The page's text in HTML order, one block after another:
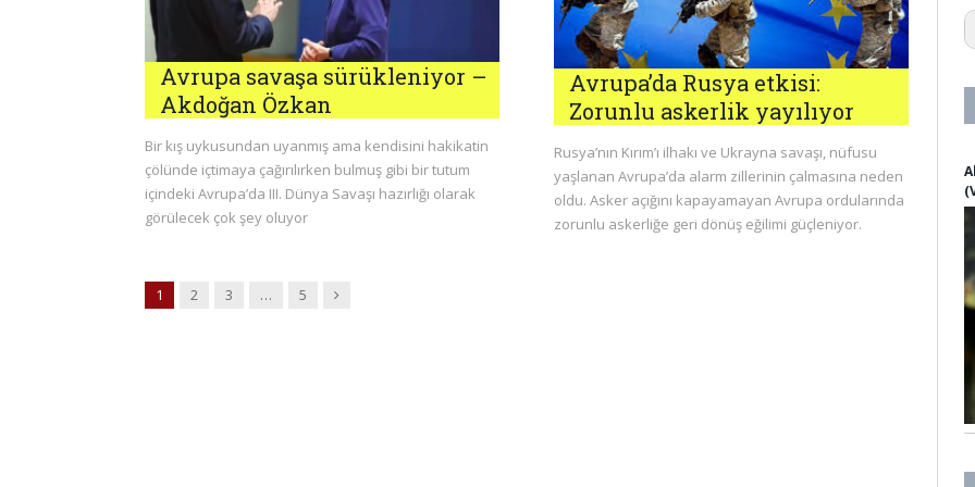
Avrupa savaşa sürükleniyor –
Akdoğan Özkan
Bir kış uykusundan uyanmış ama kendisini hakikatin
çölünde içtimaya çağırılırken bulmuş gibi bir tutum
içindeki Avrupa’da III. Dünya Savaşı hazırlığı olarak
görülecek çok şey oluyor
Avrupa’da Rusya etkisi:
Zorunlu askerlik yayılıyor
Rusya’nın Kırım’ı ilhakı ve Ukrayna savaşı, nüfusu
yaşlanan Avrupa’da alarm zillerinin çalmasına neden
oldu. Asker açığını kapayamayan Avrupa ordularında
zorunlu askerliğe geri dönüş eğilimi güçleniyor.
1 2 3 … 5 Next
1